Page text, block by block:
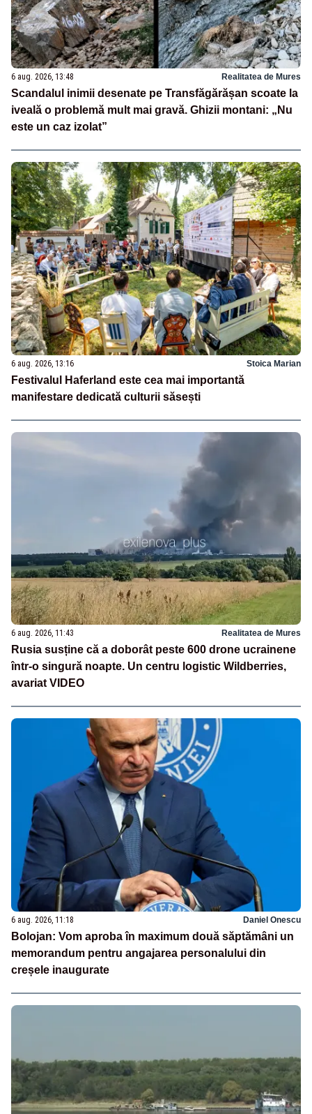
6 aug. 2026, 13:48 Realitatea de Mures
Scandalul inimii desenate pe Transfăgărășan scoate la
iveală o problemă mult mai gravă. Ghizii montani: „Nu
este un caz izolat”
6 aug. 2026, 13:16 Stoica Marian
Festivalul Haferland este cea mai importantă
manifestare dedicată culturii săsești
6 aug. 2026, 11:43 Realitatea de Mures
Rusia susține că a doborât peste 600 drone ucrainene
într-o singură noapte. Un centru logistic Wildberries,
avariat VIDEO
6 aug. 2026, 11:18 Daniel Onescu
Bolojan: Vom aproba în maximum două săptămâni un
memorandum pentru angajarea personalului din
creșele inaugurate